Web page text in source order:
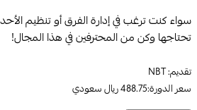
سواء كنت ترغب في إدارة الفرق أو تنظيم
تحتاجها وكن من المحترفين في هذا المجال!
تقديم: NBT
سعر الدورة:488.75 ريال سعودي